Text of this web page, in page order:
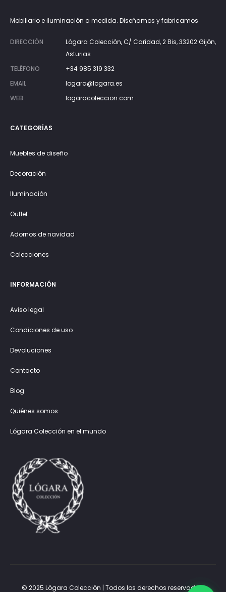
Mobiliario e iluminación a medida. Diseñamos y fabricamos
DIRECCIÓN
Lógara Colección, C/ Caridad, 2 Bis, 33202 Gijón,
Asturias
TELÉFONO
+34 985 319 332
EMAIL
logara@logara.es
WEB
logaracoleccion.com
CATEGORÍAS
Muebles de diseño
Decoración
Iluminación
Outlet
Adornos de navidad
Colecciones
INFORMACIÓN
Aviso legal
Condiciones de uso
Devoluciones
Contacto
Blog
Quiénes somos
Lógara Colección en el mundo
© 2025 Lógara Colección | Todos los derechos reservados.